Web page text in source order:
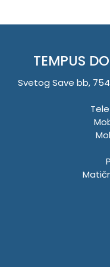
TEMPUS
Svetog Save bb,